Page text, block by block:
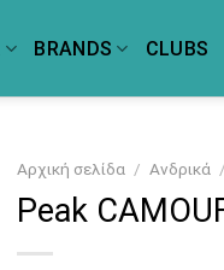
BRANDS CLUBS
Αρχική σελίδα / Ανδρικά /
Peak